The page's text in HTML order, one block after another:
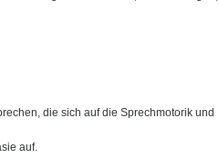
die sich auf die Sprechmotorik und
auf.